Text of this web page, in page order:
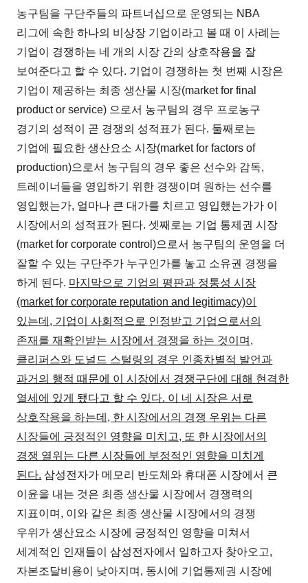
농구팀을 구단주들의 파트너십으로 운영되는 NBA
리그에 속한 하나의 비상장 기업이라고 볼 때 이 사례는
기업이 경쟁하는 네 개의 시장 간의 상호작용을 잘
보여준다고 할 수 있다. 기업이 경쟁하는 첫 번째 시장은
기업이 제공하는 최종 생산물 시장(market for final
product or service) 으로서 농구팀의 경우 프로농구
경기의 성적이 곧 경쟁의 성적표가 된다. 둘째로는
기업에 필요한 생산요소 시장(market for factors of
production)으로서 농구팀의 경우 좋은 선수와 감독,
트레이너들을 영입하기 위한 경쟁이며 원하는 선수를
영입했는가, 얼마나 큰 대가를 치르고 영입했는가가 이
시장에서의 성적표가 된다. 셋째로는 기업 통제권 시장
(market for corporate control)으로서 농구팀의 운영을 더
잘할 수 있는 구단주가 누구인가를 놓고 소유권 경쟁을
하게 된다. 마지막으로 기업의 평판과 정통성 시장
(market for corporate reputation and legitimacy)이
있는데, 기업이 사회적으로 인정받고 기업으로서의
존재를 재확인받는 시장에서 경쟁을 하는 것이며,
클리퍼스와 도널드 스털링의 경우 인종차별적 발언과
과거의 행적 때문에 이 시장에서 경쟁구단에 대해 현격한
열세에 있게 됐다고 할 수 있다. 이 네 시장은 서로
상호작용을 하는데, 한 시장에서의 경쟁 우위는 다른
시장들에 긍정적인 영향을 미치고, 또 한 시장에서의
경쟁 열위는 다른 시장들에 부정적인 영향을 미치게
된다. 삼성전자가 메모리 반도체와 휴대폰 시장에서 큰
이윤을 내는 것은 최종 생산물 시장에서 경쟁력의
지표이며, 이와 같은 최종 생산물 시장에서의 경쟁
우위가 생산요소 시장에 긍정적인 영향을 미쳐서
세계적인 인재들이 삼성전자에서 일하고자 찾아오고,
자본조달비용이 낮아지며, 동시에 기업통제권 시장에